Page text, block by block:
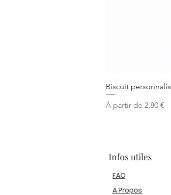
Biscuit
À partir de 2,80 €
Prix promotionnel
Infos utiles
FAQ
A Propos